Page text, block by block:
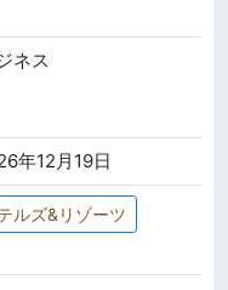
ネス
年12月19日
ルズ&リゾーツ